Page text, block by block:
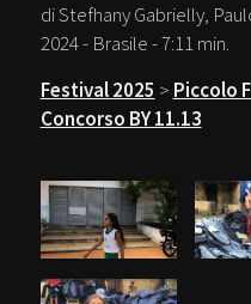
di Stefhany Gabrielly,
2024 - Brasile - 7:11 min.
Festival 2025 > Piccolo
Concorso BY 11.13